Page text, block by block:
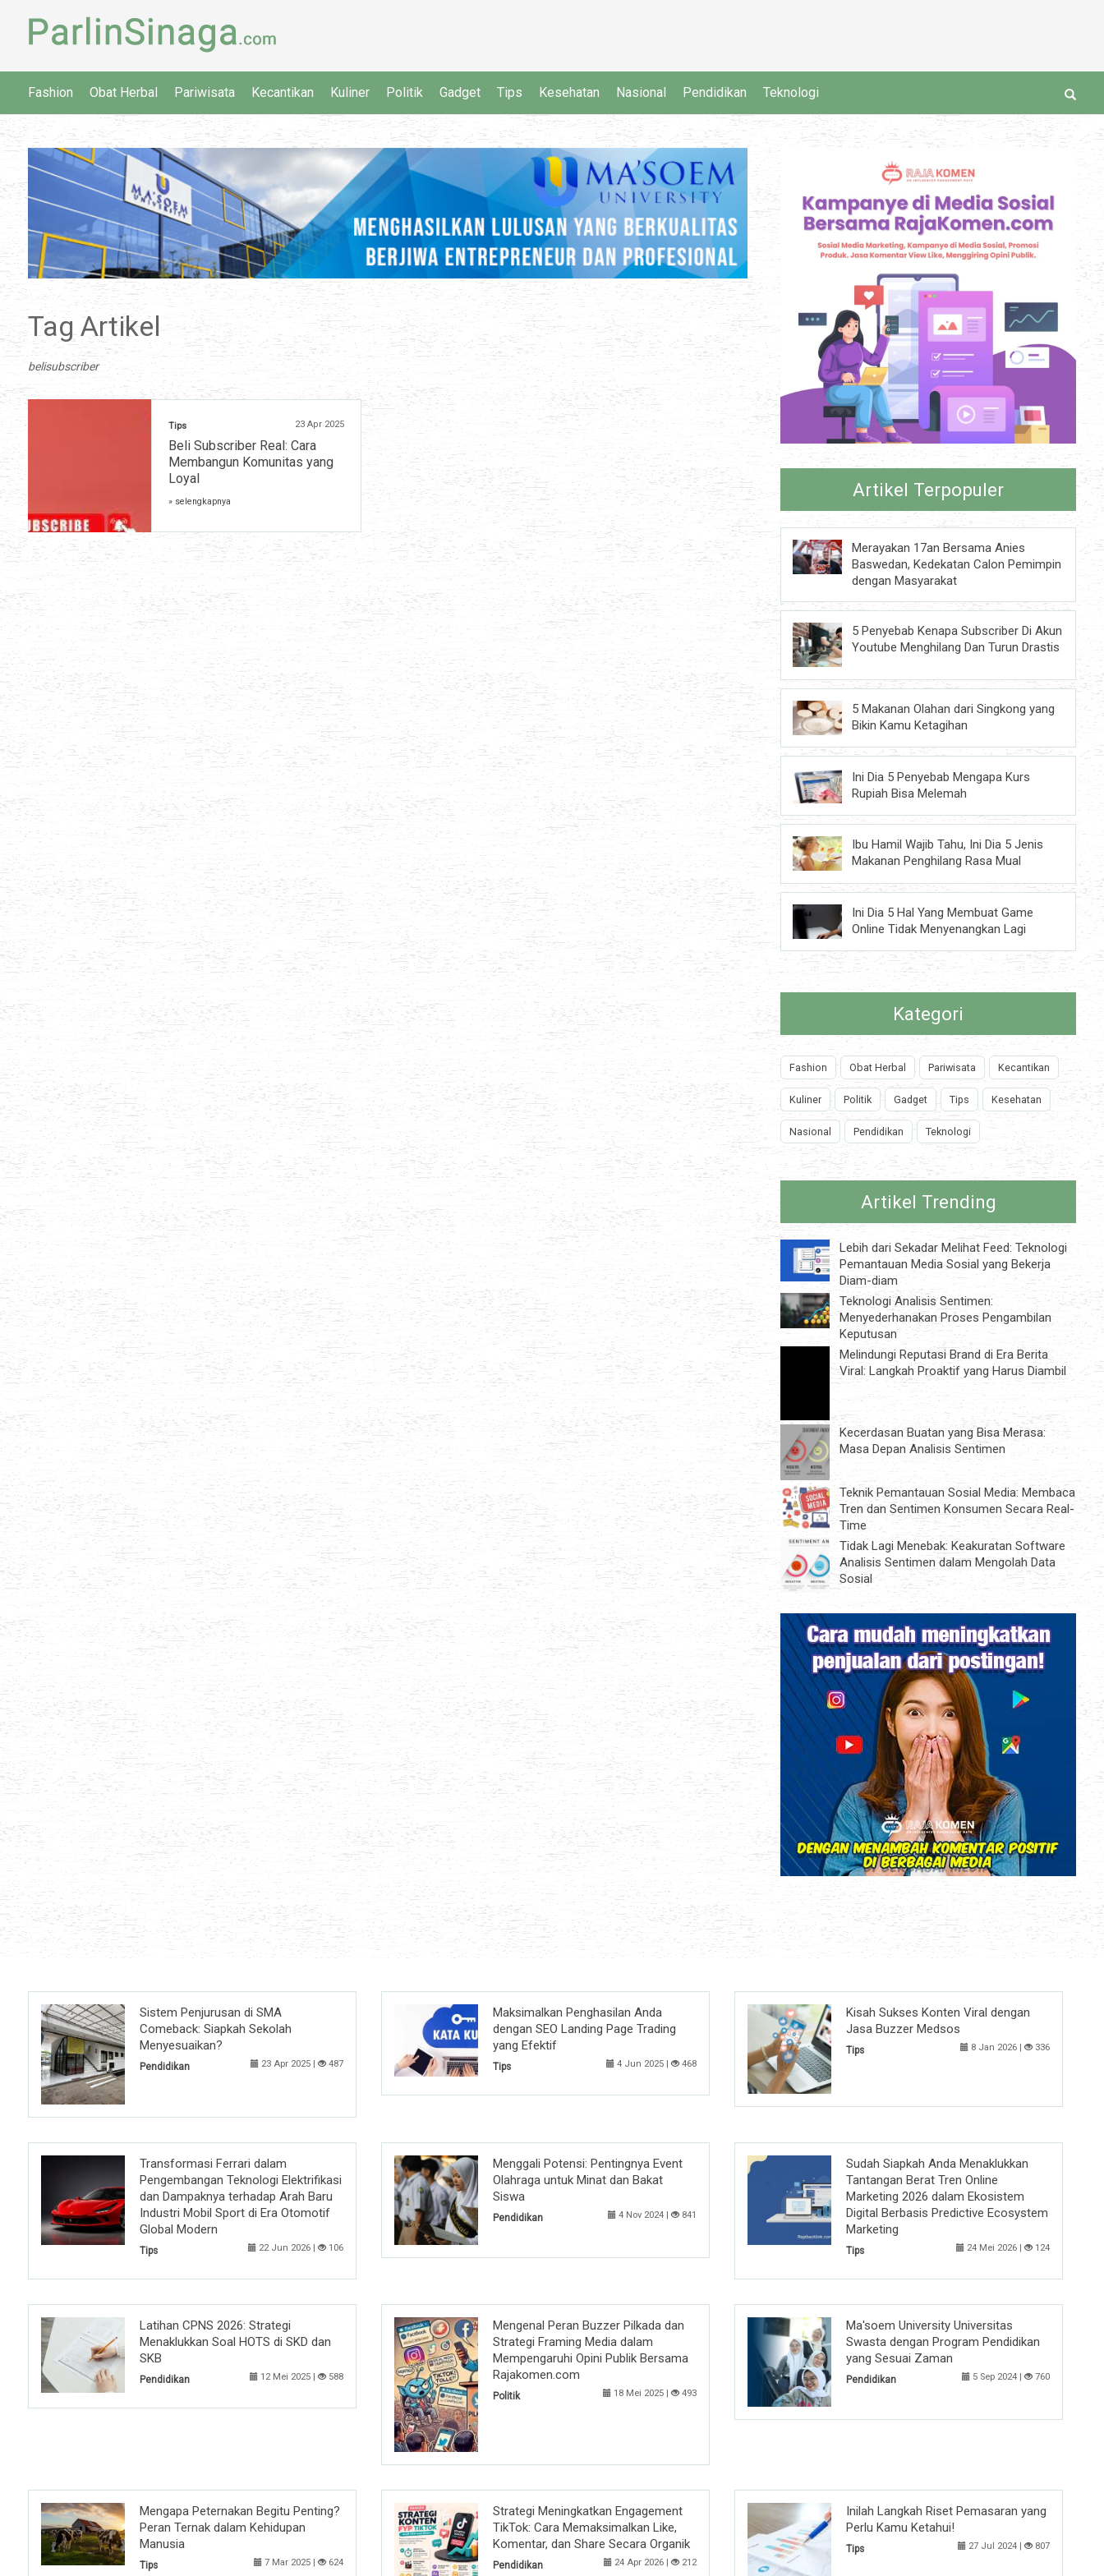
Fashion Obat Herbal Pariwisata Kecantikan Kuliner Politik Gadget Tips Kesehatan Nasional Pendidikan Teknologi
Tag Artikel
belisubscriber
Tips 23 Apr 2025
Beli Subscriber Real: Cara
Membangun Komunitas yang
Loyal
» selengkapnya
Artikel Terpopuler
Merayakan 17an Bersama Anies
Baswedan, Kedekatan Calon Pemimpin
dengan Masyarakat
5 Penyebab Kenapa Subscriber Di Akun
Youtube Menghilang Dan Turun Drastis
5 Makanan Olahan dari Singkong yang
Bikin Kamu Ketagihan
Ini Dia 5 Penyebab Mengapa Kurs
Rupiah Bisa Melemah
Ibu Hamil Wajib Tahu, Ini Dia 5 Jenis
Makanan Penghilang Rasa Mual
Ini Dia 5 Hal Yang Membuat Game
Online Tidak Menyenangkan Lagi
Kategori
Fashion Obat Herbal Pariwisata Kecantikan
Kuliner Politik Gadget Tips Kesehatan
Nasional Pendidikan Teknologi
Artikel Trending
Lebih dari Sekadar Melihat Feed: Teknologi
Pemantauan Media Sosial yang Bekerja
Diam-diam
Teknologi Analisis Sentimen:
Menyederhanakan Proses Pengambilan
Keputusan
Melindungi Reputasi Brand di Era Berita
Viral: Langkah Proaktif yang Harus Diambil
Kecerdasan Buatan yang Bisa Merasa:
Masa Depan Analisis Sentimen
Teknik Pemantauan Sosial Media: Membaca
Tren dan Sentimen Konsumen Secara Real-
Time
Tidak Lagi Menebak: Keakuratan Software
Analisis Sentimen dalam Mengolah Data
Sosial
Sistem Penjurusan di SMA
Comeback: Siapkah Sekolah
Menyesuaikan?
Pendidikan 23 Apr 2025 | 487
Maksimalkan Penghasilan Anda
dengan SEO Landing Page Trading
yang Efektif
Tips 4 Jun 2025 | 468
Kisah Sukses Konten Viral dengan
Jasa Buzzer Medsos
Tips 8 Jan 2026 | 336
Transformasi Ferrari dalam
Pengembangan Teknologi Elektrifikasi
dan Dampaknya terhadap Arah Baru
Industri Mobil Sport di Era Otomotif
Global Modern
Tips 22 Jun 2026 | 106
Menggali Potensi: Pentingnya Event
Olahraga untuk Minat dan Bakat
Siswa
Pendidikan 4 Nov 2024 | 841
Sudah Siapkah Anda Menaklukkan
Tantangan Berat Tren Online
Marketing 2026 dalam Ekosistem
Digital Berbasis Predictive Ecosystem
Marketing
Tips 24 Mei 2026 | 124
Latihan CPNS 2026: Strategi
Menaklukkan Soal HOTS di SKD dan
SKB
Pendidikan 12 Mei 2025 | 588
Mengenal Peran Buzzer Pilkada dan
Strategi Framing Media dalam
Mempengaruhi Opini Publik Bersama
Rajakomen.com
Politik 18 Mei 2025 | 493
Ma'soem University Universitas
Swasta dengan Program Pendidikan
yang Sesuai Zaman
Pendidikan 5 Sep 2024 | 760
Mengapa Peternakan Begitu Penting?
Peran Ternak dalam Kehidupan
Manusia
Tips 7 Mar 2025 | 624
Strategi Meningkatkan Engagement
TikTok: Cara Memaksimalkan Like,
Komentar, dan Share Secara Organik
Pendidikan 24 Apr 2026 | 212
Inilah Langkah Riset Pemasaran yang
Perlu Kamu Ketahui!
Tips 27 Jul 2024 | 807